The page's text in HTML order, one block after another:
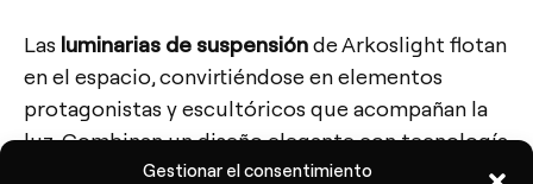
Gestionar el consentimiento
Las luminarias de suspensiónde Arkoslight flotan
en el espacio, convirtiéndose en elementos
protagonistas y escultóricos que acompañan la
luz. Combinan un diseño elegante con tecnología
LED de última generación, garantizando